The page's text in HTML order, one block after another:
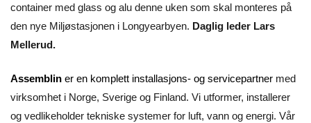
container med glass og alu denne uken som skal monteres på
den nye Miljøstasjonen i Longyearbyen. Daglig leder Lars
Mellerud.
Assemblin er en komplett installasjons- og servicepartner med
virksomhet i Norge, Sverige og Finland. Vi utformer, installerer
og vedlikeholder tekniske systemer for luft, vann og energi. Vår